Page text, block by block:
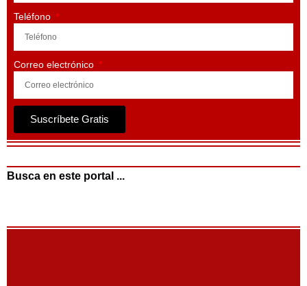
Teléfono
Correo electrónico
Suscríbete Gratis
Busca en este portal ...